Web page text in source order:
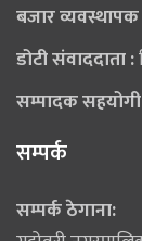
बजार
डोटी संवाददाता :
सम्पादक
सम्पर्क
सम्पर्क ठेगाना: